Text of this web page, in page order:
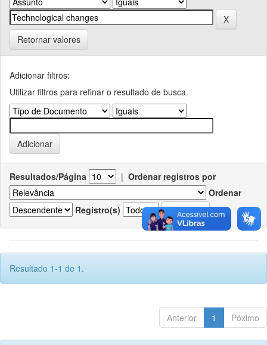
Retornar valores
Adicionar filtros:
Utilizar filtros para refinar o resultado de busca.
Resultados/Página | Ordenar registros por
Ordenar
Registro(s)
Resultado 1-1 de 1.
Anterior 1 Póximo